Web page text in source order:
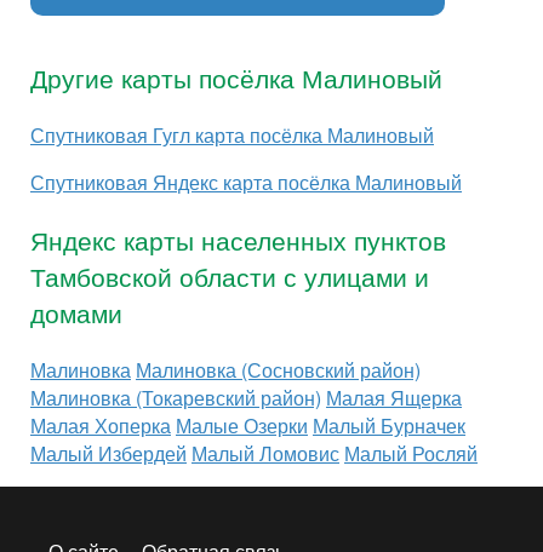
Другие карты посёлка Малиновый
Спутниковая Гугл карта посёлка Малиновый
Спутниковая Яндекс карта посёлка Малиновый
Яндекс карты населенных пунктов
Тамбовской области с улицами и
домами
Малиновка Малиновка (Сосновский район)
Малиновка (Токаревский район) Малая Ящерка
Малая Хоперка Малые Озерки Малый Бурначек
Малый Избердей Малый Ломовис Малый Росляй